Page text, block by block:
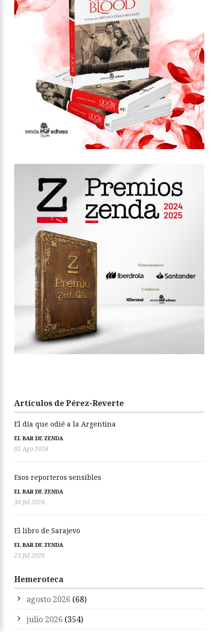
Artículos de Pérez-Reverte
El día que odié a la Argentina
EL BAR DE ZENDA
02 Ago 2026
Esos reporteros sensibles
EL BAR DE ZENDA
30 Jul 2026
El libro de Sarajevo
EL BAR DE ZENDA
23 Jul 2026
Hemeroteca
agosto 2026 (68)
julio 2026 (354)